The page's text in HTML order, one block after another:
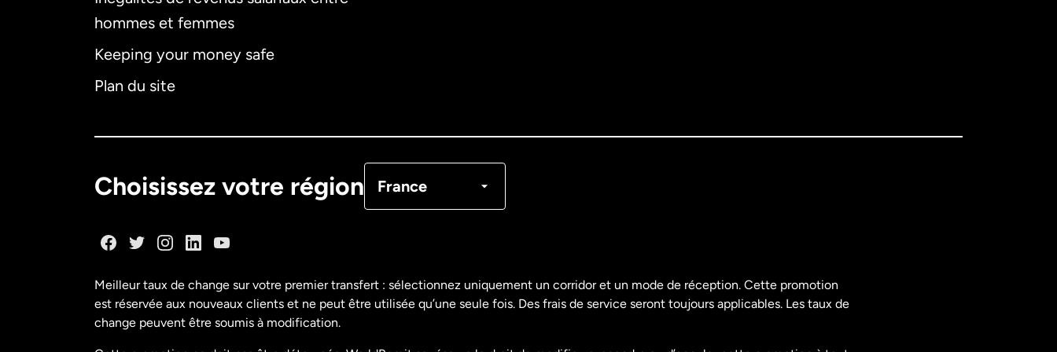
hommes et femmes
Keeping your money safe
Plan du site
Choisissez votre région France
États-Unis
Meilleur taux de change sur votre premier transfert : sélectionnez uniquement un corridor et un mode de réception. Cette promotion
est réservée aux nouveaux clients et ne peut être utilisée qu’une seule fois. Des frais de service seront toujours applicables. Les taux de
change peuvent être soumis à modification.